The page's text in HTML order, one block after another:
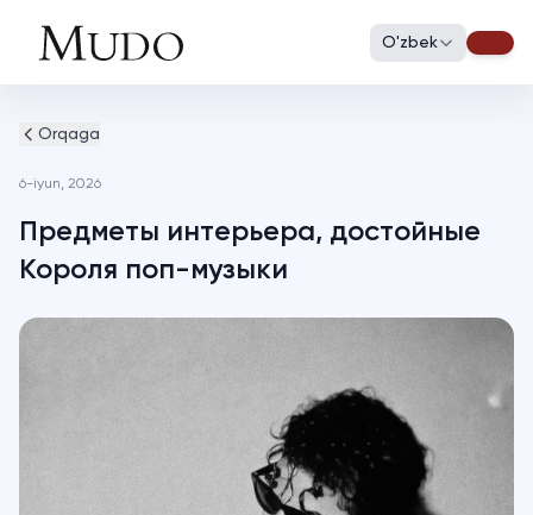
O'zbek
Orqaga
6-iyun, 2026
Предметы интерьера, достойные
Короля поп-музыки